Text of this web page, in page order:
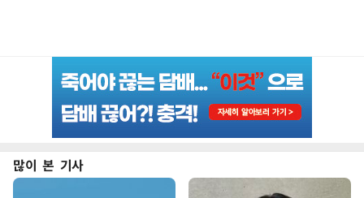
많이 본 기사